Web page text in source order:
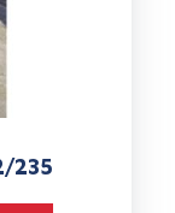
235